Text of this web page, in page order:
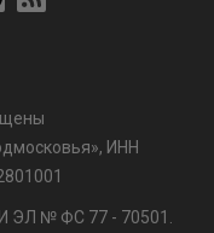
ИНН
ЭЛ № ФС 77 - 70501.